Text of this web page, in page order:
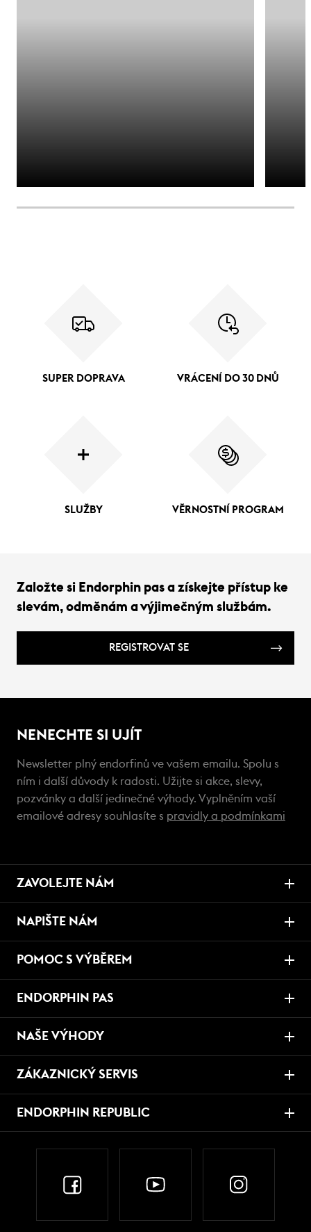
SUPER DOPRAVA VRÁCENÍ DO 30 DNŮ
SLUŽBY VĚRNOSTNÍ PROGRAM
Založte si Endorphin pas a získejte přístup ke
slevám, odměnám a výjimečným službám.
REGISTROVAT SE
NENECHTE SI UJÍT
Newsletter plný endorfinů ve vašem emailu. Spolu s
ním i další důvody k radosti. Užijte si akce, slevy,
pozvánky a další jedinečné výhody. Vyplněním vaší
emailové adresy souhlasíte s pravidly a podmínkami
ZAVOLEJTE NÁM
NAPIŠTE NÁM
POMOC S VÝBĚREM
ENDORPHIN PAS
NAŠE VÝHODY
ZÁKAZNICKÝ SERVIS
ENDORPHIN REPUBLIC